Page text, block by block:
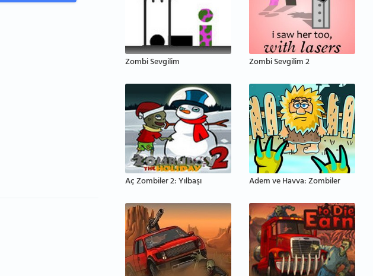
Zombi Sevgilim Zombi Sevgilim 2
Aç Zombiler 2: Yılbaşı Adem ve Havva: Zombiler